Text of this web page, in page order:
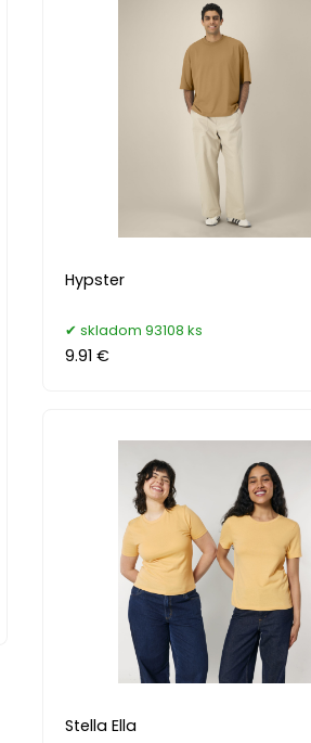
Hypster
skladom 93108 ks
9.91 €
Stella Ella